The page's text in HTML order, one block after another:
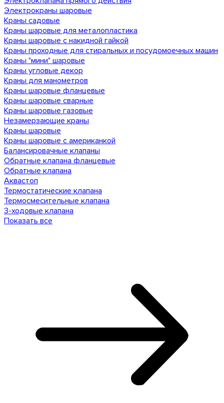
Электрокраны шаровые
Краны садовые
Краны шаровые для металопластика
Краны шаровые с накидной гайкой
Краны проходные для стиральных и посудомоечных машин
Краны "мини" шаровые
Краны угловые декор
Краны для манометров
Краны шаровые фланцевые
Краны шаровые сварные
Краны шаровые газовые
Незамерзающие краны
Краны шаровые
Краны шаровые с американкой
Балансировачные клапаны
Обратные клапана фланцевые
Обратные клапана
Аквастоп
Термостатические клапана
Термосмесительные клапана
3-ходовые клапана
Показать все